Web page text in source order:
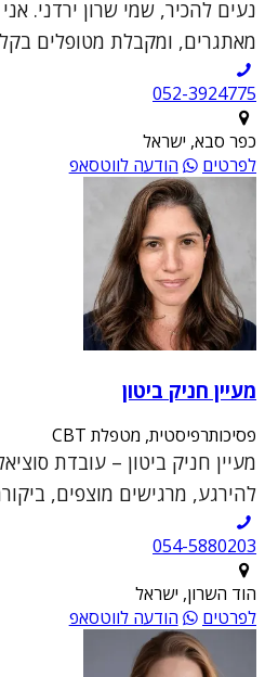
מאתגרים, ומקבלת מטופלים
052-3924775
כפר סבא, ישראל
לפרטים
הודעה לווטסאפ
מעיין חניק ביטון
פסיכותרפיסטית, מטפלת CBT
להירגע, מרגישים מוצפים,
054-5880203
הוד השרון, ישראל
לפרטים
הודעה לווטסאפ